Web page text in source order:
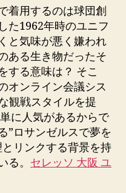
着用するのは球団創
た1962年時のユニフ
と気味が悪く嫌われ
ある生き物だったそ
する意味は？ そこ
オンライン会議シス
観戦スタイルを提
に人気があるからで
”ロサンゼルスで夢を
リンクする背景を持
。 セレッソ 大阪 ユ